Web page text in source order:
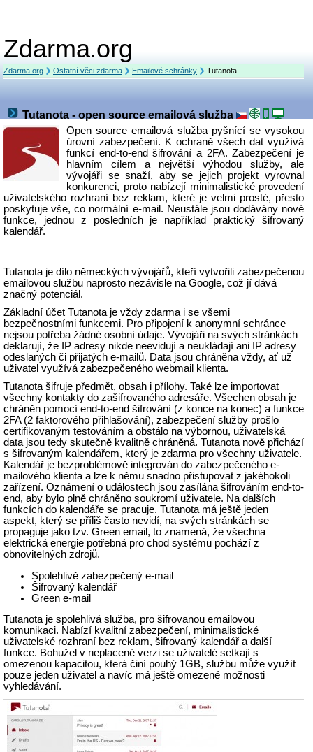
Zdarma.org
Zdarma.org Ostatní věci zdarma Emailové schránky Tutanota
Tutanota - open source emailová služba
Open source emailová služba pyšnící se vysokou
úrovní zabezpečení. K ochraně všech dat využívá
funkcí end-to-end šifrování a 2FA. Zabezpečení je
hlavním cílem a největší výhodou služby, ale
vývojáři se snaží, aby se jejich projekt vyrovnal
konkurenci, proto nabízejí minimalistické provedení
uživatelského rozhraní bez reklam, které je velmi prosté, přesto
poskytuje vše, co normální e-mail. Neustále jsou dodávány nové
funkce, jednou z posledních je například praktický šifrovaný
kalendář.
Tutanota je dílo německých vývojářů, kteří vytvořili zabezpečenou
emailovou službu naprosto nezávisle na Google, což jí dává
značný potenciál.
Základní účet Tutanota je vždy zdarma i se všemi
bezpečnostními funkcemi. Pro připojení k anonymní schránce
nejsou potřeba žádné osobní údaje. Vývojáři na svých stránkách
deklarují, že IP adresy nikde neevidují a neukládají ani IP adresy
odeslaných či přijatých e-mailů. Data jsou chráněna vždy, ať už
uživatel využívá zabezpečeného webmail klienta.
Tutanota šifruje předmět, obsah i přílohy. Také lze importovat
všechny kontakty do zašifrovaného adresáře. Všechen obsah je
chráněn pomocí end-to-end šifrování (z konce na konec) a funkce
2FA (2 faktorového přihlašování), zabezpečení služby prošlo
certifikovaným testováním a obstálo na výbornou, uživatelská
data jsou tedy skutečně kvalitně chráněná. Tutanota nově přichází
s šifrovaným kalendářem, který je zdarma pro všechny uživatele.
Kalendář je bezproblémově integrován do zabezpečeného e-
mailového klienta a lze k němu snadno přistupovat z jakéhokoli
zařízení. Oznámení o událostech jsou zasílána šifrováním end-to-
end, aby bylo plně chráněno soukromí uživatele. Na dalších
funkcích do kalendáře se pracuje. Tutanota má ještě jeden
aspekt, který se příliš často nevidí, na svých stránkách se
propaguje jako tzv. Green email, to znamená, že všechna
elektrická energie potřebná pro chod systému pochází z
obnovitelných zdrojů.
Spolehlivě zabezpečený e-mail
Šifrovaný kalendář
Green e-mail
Tutanota je spolehlivá služba, pro šifrovanou emailovou
komunikaci. Nabízí kvalitní zabezpečení, minimalistické
uživatelské rozhraní bez reklam, šifrovaný kalendář a další
funkce. Bohužel v neplacené verzi se uživatelé setkají s
omezenou kapacitou, která činí pouhý 1GB, službu může využít
pouze jeden uživatel a navíc má ještě omezené možnosti
vyhledávání.